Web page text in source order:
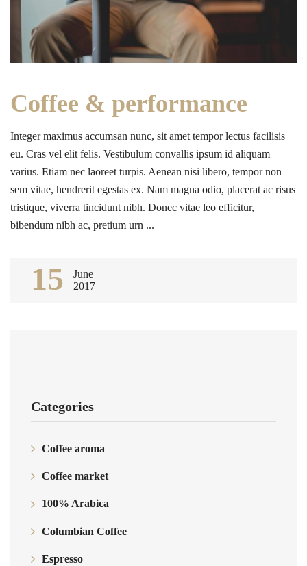
Coffee & performance
Integer maximus accumsan nunc, sit amet tempor lectus facilisis
eu. Cras vel elit felis. Vestibulum convallis ipsum id aliquam
varius. Etiam nec laoreet turpis. Aenean nisi libero, tempor non
sem vitae, hendrerit egestas ex. Nam magna odio, placerat ac risus
tristique, viverra tincidunt nibh. Donec vitae leo efficitur,
bibendum nibh ac, pretium urn ...
15
June
2017
Categories
Coffee aroma
Coffee market
100% Arabica
Columbian Coffee
Espresso